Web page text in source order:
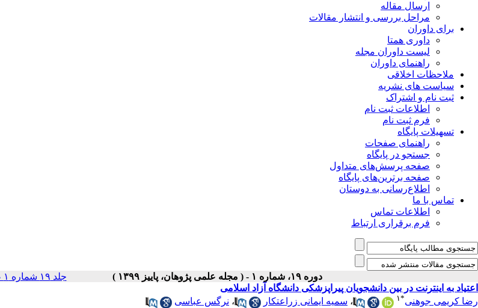
ارسال مقاله
مراحل بررسی و انتشار مقالات
برای داوران
داوری همتا
لیست داوران مجله
راهنمای داوران
ملاحظات اخلاقی
سیاست های نشریه
ثبت نام و اشتراک
اطلاعات ثبت نام
فرم ثبت نام
تسهیلات پایگاه
راهنمای صفحات
جستجو در پایگاه
صفحه پرسش‌های متداول
صفحه برترین‌های پایگاه
اطلاع‌رسانی به دوستان
تماس با ما
اطلاعات تماس
فرم برقراری ارتباط
دوره ۱۹، شماره ۱ - ( مجله علمی پژوهان، پاییز ۱۳۹۹ ) جلد ۱۹ شماره ۱ صفحات ۳۷-۳۲
اعتیاد به اینترنت در بین دانشجویان پیراپزشکی دانشگاه آزاد اسلامی
رضا کریمی جوهنی*۱ ، سمیه ایمانی زراعتکار ، نرگس عباسی